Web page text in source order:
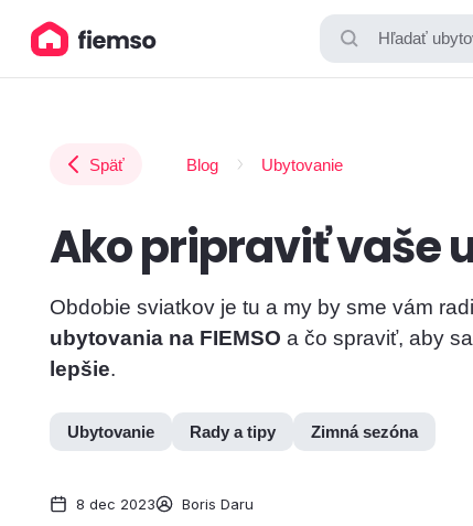
Hľadať
Späť Blog Ubytovanie
Ako pripraviť vaše
Obdobie sviatkov je tu a my by sme vám
ubytovania na FIEMSO a čo spraviť, aby
lepšie.
Ubytovanie Rady a tipy Zimná sezóna
8 dec 2023 Boris Daru